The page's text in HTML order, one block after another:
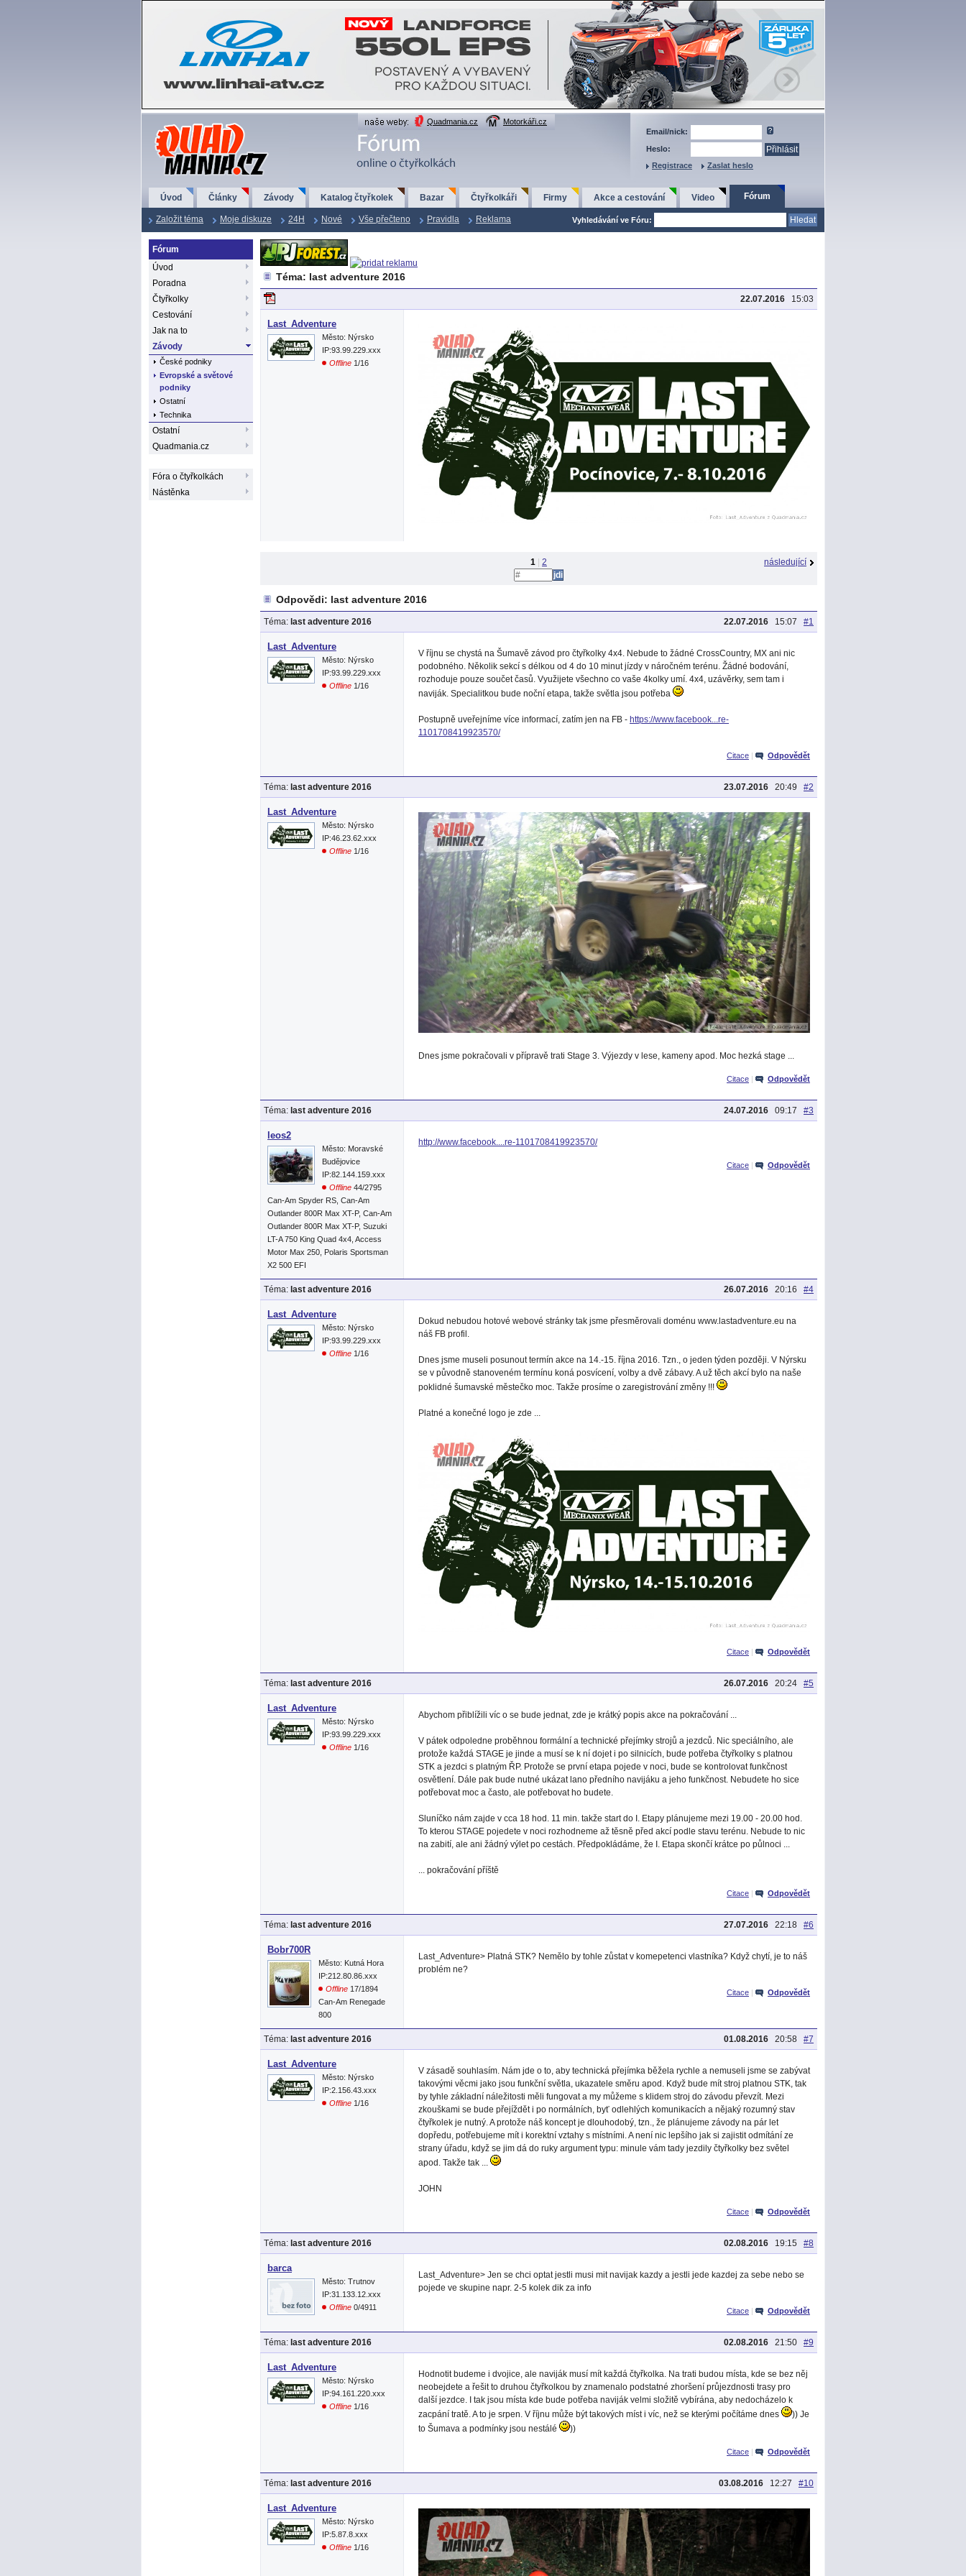
QuadMania.cz Quadmania.cz
Motorkáři.cz
Email/nick:
Heslo:
Registrace
Zaslat heslo
Úvod Články Závody Katalog čtyřkolek Bazar Čtyřkolkáři Firmy Akce a cestování Video Fórum
Založit téma Moje diskuze 24H Nové Vše přečteno Pravidla Reklama Vyhledávání ve Fóru:
Fórum
Úvod
Poradna
Čtyřkolky
Cestování
Jak na to
Závody
České podniky
Evropské a světové
podniky
Ostatní
Technika
Ostatní
Quadmania.cz
Fóra o čtyřkolkách
Nástěnka
Téma: last adventure 2016
22.07.2016 15:03
Last_Adventure
Město: Nýrsko
IP:93.99.229.xxx
Offline 1/16
následující
1 2
Odpovědi: last adventure 2016
22.07.2016 15:07 #1
Téma: last adventure 2016
Last_Adventure
Město: Nýrsko
IP:93.99.229.xxx
Offline 1/16
V říjnu se chystá na Šumavě závod pro čtyřkolky 4x4. Nebude to žádné CrossCountry, MX ani nic
podobného. Několik sekcí s délkou od 4 do 10 minut jízdy v náročném terénu. Žádné bodování,
rozhoduje pouze součet časů. Využijete všechno co vaše 4kolky umí. 4x4, uzávěrky, sem tam i
naviják. Specialitkou bude noční etapa, takže světla jsou potřeba
Postupně uveřejníme více informací, zatím jen na FB - https://www.facebook...re-
1101708419923570/
Citace Odpovědět
23.07.2016 20:49 #2
Téma: last adventure 2016
Last_Adventure
Město: Nýrsko
IP:46.23.62.xxx
Offline 1/16
Dnes jsme pokračovali v přípravě trati Stage 3. Výjezdy v lese, kameny apod. Moc hezká stage ...
Citace | Odpovědět
24.07.2016 09:17 #3
Téma: last adventure 2016
leos2
Město: Moravské
Budějovice
IP:82.144.159.xxx
Offline 44/2795
Can-Am Spyder RS, Can-Am
Outlander 800R Max XT-P, Can-Am
Outlander 800R Max XT-P, Suzuki
LT-A 750 King Quad 4x4, Access
Motor Max 250, Polaris Sportsman
X2 500 EFI
http://www.facebook....re-1101708419923570/
Citace | Odpovědět
26.07.2016 20:16 #4
Téma: last adventure 2016
Last_Adventure
Město: Nýrsko
IP:93.99.229.xxx
Offline 1/16
Dokud nebudou hotové webové stránky tak jsme přesměrovali doménu www.lastadventure.eu na
náš FB profil.
Dnes jsme museli posunout termín akce na 14.-15. října 2016. Tzn., o jeden týden později. V Nýrsku
se v původně stanoveném termínu koná posvícení, volby a dvě zábavy. A už těch akcí bylo na naše
poklidné šumavské městečko moc. Takže prosíme o zaregistrování změny !!!
Platné a konečné logo je zde ...
Citace | Odpovědět
26.07.2016 20:24 #5
Téma: last adventure 2016
Last_Adventure
Město: Nýrsko
IP:93.99.229.xxx
Offline 1/16
Abychom přiblížili víc o se bude jednat, zde je krátký popis akce na pokračování ...
V pátek odpoledne proběhnou formální a technické přejímky strojů a jezdců. Nic speciálního, ale
protože každá STAGE je jinde a musí se k ní dojet i po silnicích, bude potřeba čtyřkolky s platnou
STK a jezdci s platným ŘP. Protože se první etapa pojede v noci, bude se kontrolovat funkčnost
osvětlení. Dále pak bude nutné ukázat lano předního navijáku a jeho funkčnost. Nebudete ho sice
potřebovat moc a často, ale potřebovat ho budete.
Sluníčko nám zajde v cca 18 hod. 11 min. takže start do I. Etapy plánujeme mezi 19.00 - 20.00 hod.
To kterou STAGE pojedete v noci rozhodneme až těsně před akcí podle stavu terénu. Nebude to nic
na zabití, ale ani žádný výlet po cestách. Předpokládáme, že I. Etapa skončí krátce po půlnoci ...
... pokračování příště
Citace | Odpovědět
27.07.2016 22:18 #6
Téma: last adventure 2016
Bobr700R
Město: Kutná Hora
IP:212.80.86.xxx
Offline 17/1894
Can-Am Renegade
800
Last_Adventure> Platná STK? Nemělo by tohle zůstat v komepetenci vlastníka? Když chytí, je to náš
problém ne?
Citace | Odpovědět
01.08.2016 20:58 #7
Téma: last adventure 2016
Last_Adventure
Město: Nýrsko
IP:2.156.43.xxx
Offline 1/16
V zásadě souhlasím. Nám jde o to, aby technická přejímka běžela rychle a nemuseli jsme se zabývat
takovými věcmi jako jsou funkční světla, ukazatele směru apod. Když bude mít stroj platnou STK, tak
by tyhle základní náležitosti měli fungovat a my můžeme s klidem stroj do závodu převzít. Mezi
zkouškami se bude přejíždět i po normálních, byť odlehlých komunikacích a nějaký rozumný stav
čtyřkolek je nutný. A protože náš koncept je dlouhodobý, tzn., že plánujeme závody na pár let
dopředu, potřebujeme mít i korektní vztahy s místními. A není nic lepšího jak si zajistit odmítání ze
strany úřadu, když se jim dá do ruky argument typu: minule vám tady jezdily čtyřkolky bez světel
apod. Takže tak ...
JOHN
Citace | Odpovědět
02.08.2016 19:15 #8
Téma: last adventure 2016
barca
Město: Trutnov
IP:31.133.12.xxx
Offline 0/4911
Last_Adventure> Jen se chci optat jestli musi mit navijak kazdy a jestli jede kazdej za sebe nebo se
pojede ve skupine napr. 2-5 kolek dik za info
Citace | Odpovědět
02.08.2016 21:50 #9
Téma: last adventure 2016
Last_Adventure
Město: Nýrsko
IP:94.161.220.xxx
Offline 1/16
Hodnotit budeme i dvojice, ale naviják musí mít každá čtyřkolka. Na trati budou místa, kde se bez něj
neobejdete a řešit to druhou čtyřkolkou by znamenalo podstatné zhoršení průjezdnosti trasy pro
další jezdce. I tak jsou místa kde bude potřeba naviják velmi složitě vybírána, aby nedocházelo k
zacpání tratě. A to je srpen. V říjnu může být takových míst i víc, než se kterými počítáme dnes
)) Je
to Šumava a podmínky jsou nestálé
))
Citace | Odpovědět
03.08.2016 12:27 #10
Téma: last adventure 2016
Last_Adventure
Město: Nýrsko
IP:5.87.8.xxx
Offline 1/16